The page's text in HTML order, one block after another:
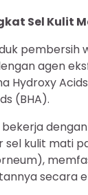
Sel Kulit
pembersih
agen
Hydroxy
(BHA).
bekerja
sel kulit mati
secara